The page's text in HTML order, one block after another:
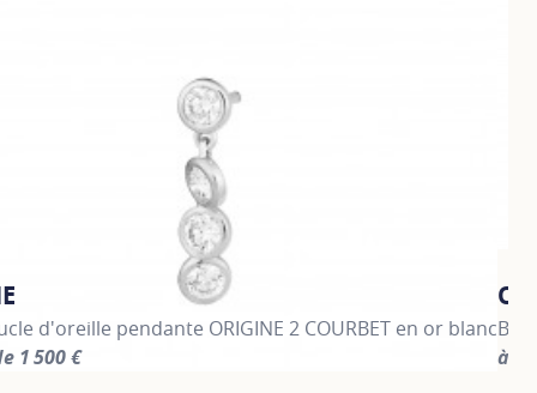
d'oreille pendante ORIGINE 2 COURBET en or blanc
1 500 €
à